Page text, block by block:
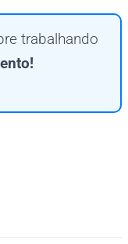
trabalhando